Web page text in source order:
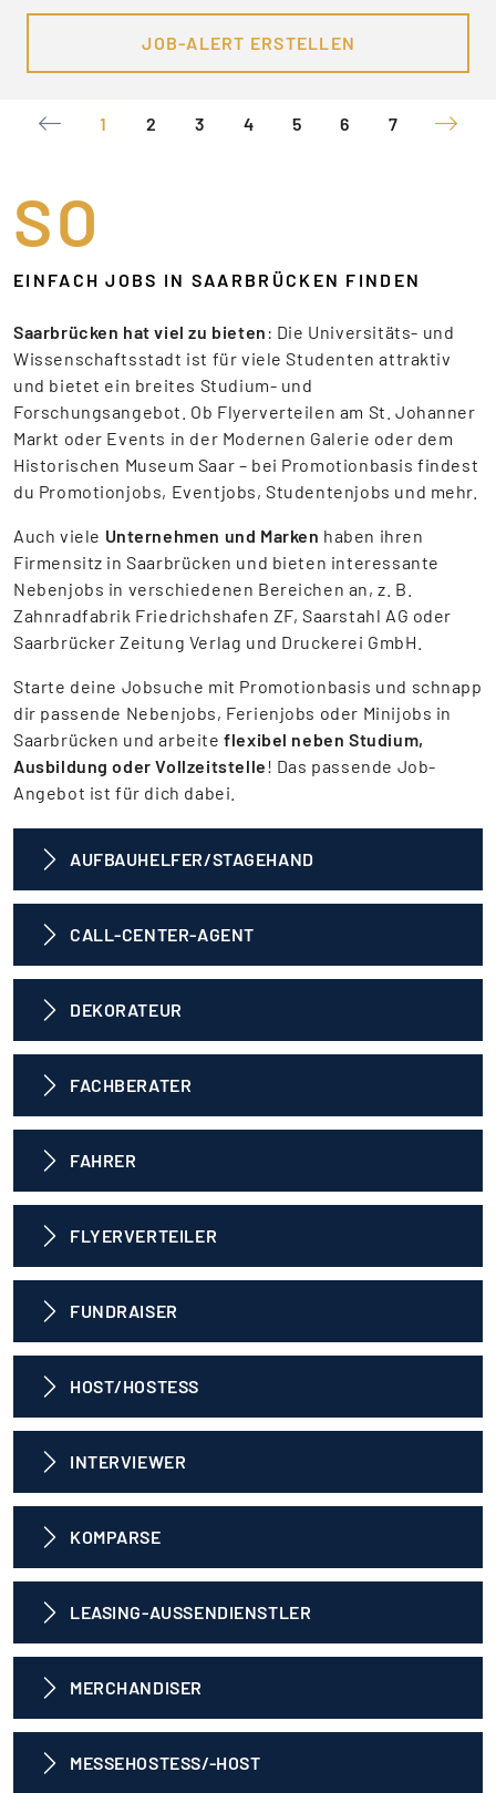
JOB-ALERT ERSTELLEN
1 2 3 4 5 6 7
SO
EINFACH JOBS IN SAARBRÜCKEN FINDEN
Saarbrücken hat viel zu bieten : Die Universitäts- und
Wissenschaftsstadt ist für viele Studenten attraktiv
und bietet ein breites Studium- und
Forschungsangebot. Ob Flyerverteilen am St. Johanner
Markt oder Events in der Modernen Galerie oder dem
Historischen Museum Saar – bei Promotionbasis findest
du Promotionjobs, Eventjobs, Studentenjobs und mehr.
Auch viele Unternehmen und Marken haben ihren
Firmensitz in Saarbrücken und bieten interessante
Nebenjobs in verschiedenen Bereichen an, z. B.
Zahnradfabrik Friedrichshafen ZF, Saarstahl AG oder
Saarbrücker Zeitung Verlag und Druckerei GmbH.
Starte deine Jobsuche mit Promotionbasis und schnapp
dir passende Nebenjobs, Ferienjobs oder Minijobs in
Saarbrücken und arbeiteflexibel neben Studium,
Ausbildung oder Vollzeitstelle ! Das passende Job-
Angebot ist für dich dabei.
AUFBAUHELFER/STAGEHAND
CALL-CENTER-AGENT
DEKORATEUR
FACHBERATER
FAHRER
FLYERVERTEILER
FUNDRAISER
HOST/HOSTESS
INTERVIEWER
KOMPARSE
LEASING-AUSSENDIENSTLER
MERCHANDISER
MESSEHOSTESS/-HOST